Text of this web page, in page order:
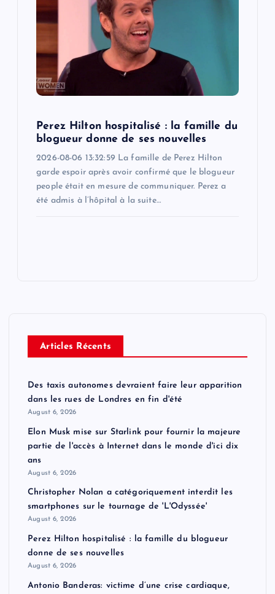
Perez Hilton hospitalisé : la famille du
blogueur donne de ses nouvelles
2026-08-06 13:32:59 La famille de Perez Hilton
garde espoir après avoir confirmé que le blogueur
people était en mesure de communiquer. Perez a
été admis à l’hôpital à la suite…
Articles Récents
Des taxis autonomes devraient faire leur apparition
dans les rues de Londres en fin d'été
August 6, 2026
Elon Musk mise sur Starlink pour fournir la majeure
partie de l'accès à Internet dans le monde d'ici dix
ans
August 6, 2026
Christopher Nolan a catégoriquement interdit les
smartphones sur le tournage de 'L'Odyssée'
August 6, 2026
Perez Hilton hospitalisé : la famille du blogueur
donne de ses nouvelles
August 6, 2026
Antonio Banderas: victime d’une crise cardiaque,